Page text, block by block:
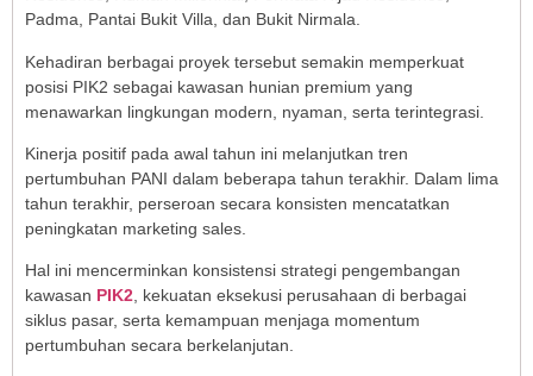
Padma, Pantai Bukit Villa, dan Bukit Nirmala.
Kehadiran berbagai proyek tersebut semakin memperkuat
posisi PIK2 sebagai kawasan hunian premium yang
menawarkan lingkungan modern, nyaman, serta terintegrasi.
Kinerja positif pada awal tahun ini melanjutkan tren
pertumbuhan PANI dalam beberapa tahun terakhir. Dalam lima
tahun terakhir, perseroan secara konsisten mencatatkan
peningkatan marketing sales.
Hal ini mencerminkan konsistensi strategi pengembangan
kawasan PIK2, kekuatan eksekusi perusahaan di berbagai
siklus pasar, serta kemampuan menjaga momentum
pertumbuhan secara berkelanjutan.